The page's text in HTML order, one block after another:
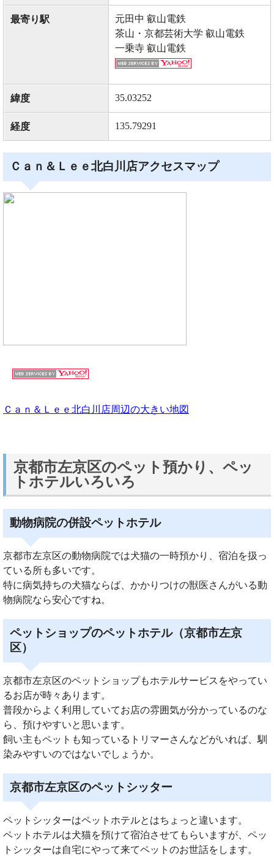
最寄り駅
元田中 叡山電鉄
茶山・京都芸術大学 叡山電鉄
一乗寺 叡山電鉄
緯度 35.03252
経度 135.79291
Ｃａｎ＆Ｌｅｅ北白川店アクセスマップ
Ｃａｎ＆Ｌｅｅ北白川店周辺の大きい地図
京都市左京区のペット預かり、ペッ
トホテルいろいろ
動物病院の併設ペットホテル
京都市左京区の動物病院では犬猫の一時預かり、宿泊を扱っ
ている所も多いです。
特に病気持ちの犬猫ならば、かかりつけの獣医さんがいる動
物病院なら安心ですね。
ペットショップのペットホテル（京都市左京
区）
京都市左京区のペットショップもホテルサービスをやってい
るお店が時々あります。
普段からよく利用していてお店の雰囲気が分かっているのな
ら、預けやすいと思います。
飼い主もペットも知っているトリマーさんなどがいれば、馴
染みやすいのではないでしょうか。
京都市左京区のペットシッター
ペットシッターはペットホテルとはちょっと違います。
ペットホテルは犬猫を預けて宿泊させてもらいますが、ペッ
トシッターは自宅にやって来てペットのお世話をします。